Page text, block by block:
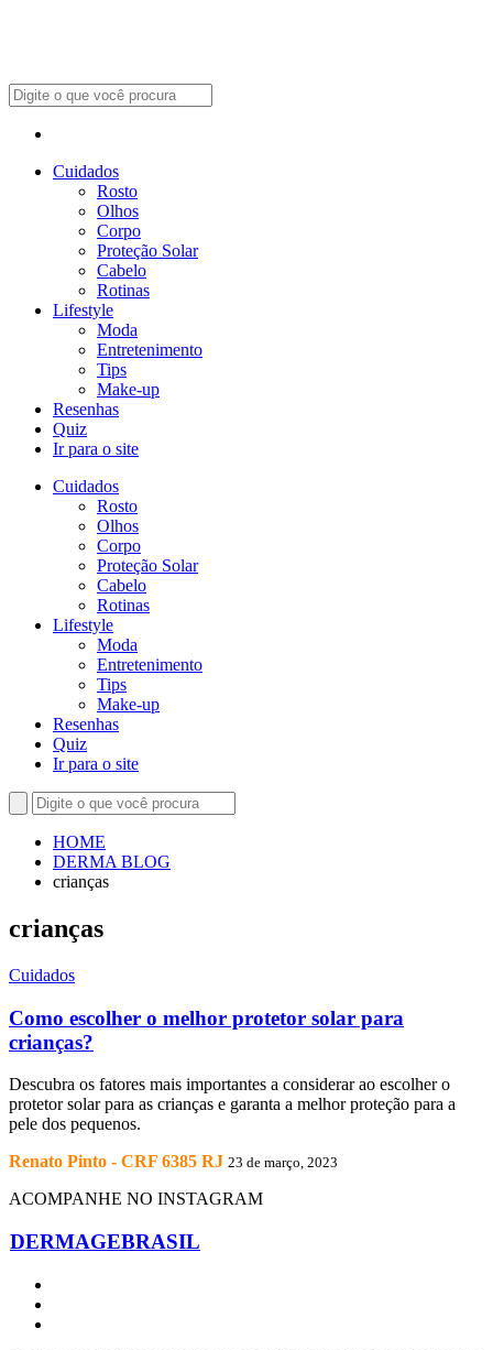
Cuidados
Rosto
Olhos
Corpo
Proteção Solar
Cabelo
Rotinas
Lifestyle
Moda
Entretenimento
Tips
Make-up
Resenhas
Quiz
Ir para o site
Cuidados
Rosto
Olhos
Corpo
Proteção Solar
Cabelo
Rotinas
Lifestyle
Moda
Entretenimento
Tips
Make-up
Resenhas
Quiz
Ir para o site
HOME
DERMA BLOG
crianças
crianças
Cuidados
Como escolher o melhor protetor solar para
crianças?
Descubra os fatores mais importantes a considerar ao escolher o
protetor solar para as crianças e garanta a melhor proteção para a
pele dos pequenos.
Renato Pinto - CRF 6385 RJ 23 de março, 2023
ACOMPANHE NO INSTAGRAM
DERMAGEBRASIL